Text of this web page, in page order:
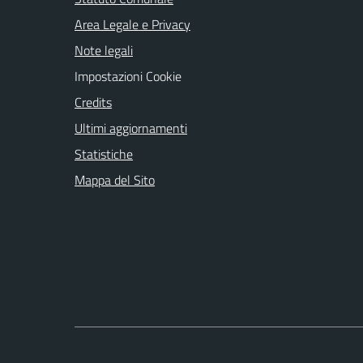
Area Legale e Privacy
Note legali
Impostazioni Cookie
Credits
Ultimi aggiornamenti
Statistiche
Mappa del Sito